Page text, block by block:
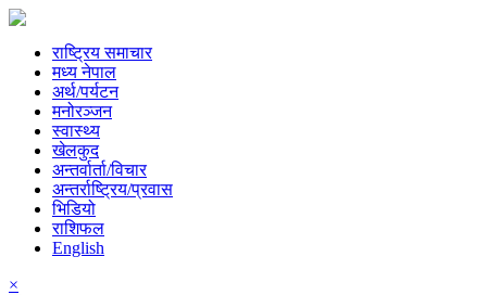
राष्ट्रिय समाचार
मध्य नेपाल
अर्थ/पर्यटन
मनोरञ्जन
स्वास्थ्य
खेलकुद
अन्तर्वार्ता/विचार
अन्तर्राष्ट्रिय/प्रवास
भिडियो
राशिफल
English
×